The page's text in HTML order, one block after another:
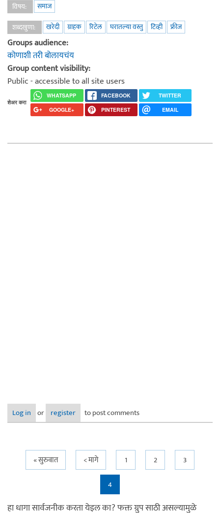
विषय:
समाज
शब्दखुणा:
खरेदी ग्राहक रिटेल घरातल्या वस्तु टिव्ही फ्रीज
Groups audience:
कोणाशी तरी बोलायचंय
Group content visibility:
Public - accessible to all site users
शेअर करा
WHATSAPP FACEBOOK
TWITTER
GOOGLE+
PINTEREST EMAIL
Log in or register to post comments
Pages« सुरुवात < मागे 1 2
3
4
हा धागा सार्वजनीक करता येइल का? फक्त ग्रुप साठी असल्यामुळे